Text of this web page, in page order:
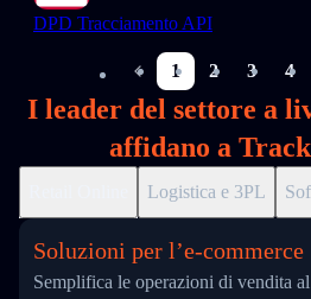
DPD Tracciamento API
1 2 3 4
I leader del settore a
affidano a
Logistica e 3PL
Soluzioni per l’e‑commerce
Semplifica le operazioni di vendita